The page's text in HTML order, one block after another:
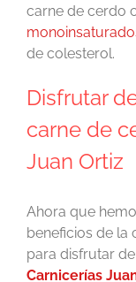
carne de cerdo
de colesterol.
Disfrutar
carne de
Juan Ortiz
Ahora que
beneficios de la
para disfrutar
Carnicerías